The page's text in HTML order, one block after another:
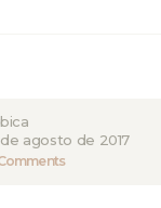
de agosto de 2017